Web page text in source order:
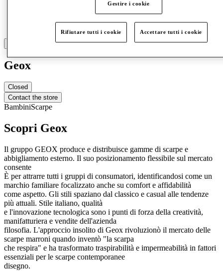
Geox
Closed
Contact the store
BambiniScarpe
Scopri Geox
Il gruppo GEOX produce e distribuisce gamme di scarpe e
abbigliamento esterno. Il suo posizionamento flessibile sul mercato
consente
È per attrarre tutti i gruppi di consumatori, identificandosi come un
marchio familiare focalizzato anche su comfort e affidabilità
come aspetto. Gli stili spaziano dal classico e casual alle tendenze
più attuali. Stile italiano, qualità
e l'innovazione tecnologica sono i punti di forza della creatività,
manifatturiera e vendite dell'azienda
filosofia. L'approccio insolito di Geox rivoluzionò il mercato delle
scarpe marroni quando inventò "la scarpa
che respira" e ha trasformato traspirabilità e impermeabilità in fattori
essenziali per le scarpe contemporanee
disegno.
Gestire i cookie
Rifiutare tutti i cookie Accettare tutti i cookie